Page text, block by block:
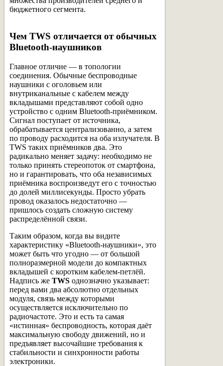
бюджетного сегмента.
Чем TWS отличается от обычных
Bluetooth-наушников
Главное отличие — в топологии
соединения. Обычные беспроводные
наушники с оголовьем или
внутриканальные с кабелем между
вкладышами представляют собой одно
устройство с одним Bluetooth-приёмником.
Сигнал поступает от источника,
обрабатывается централизованно, а затем
по проводу расходится на оба излучателя. В
TWS таких приёмников два. Это
радикально меняет задачу: необходимо не
только принять стереопоток от смартфона,
но и гарантировать, что оба независимых
приёмника воспроизведут его с точностью
до долей миллисекунды. Просто убрать
провод оказалось недостаточно —
пришлось создать сложную систему
распределённой связи.
Таким образом, когда вы видите
характеристику «Bluetooth-наушники», это
может быть что угодно — от большой
полноразмерной модели до компактных
вкладышей с коротким кабелем-петлёй.
Надпись же TWS однозначно указывает:
перед вами два абсолютно отдельных
модуля, связь между которыми
осуществляется исключительно по
радиочастоте. Это и есть та самая
«истинная» беспроводность, которая даёт
максимальную свободу движений, но и
предъявляет высочайшие требования к
стабильности и синхронности работы
электроники.